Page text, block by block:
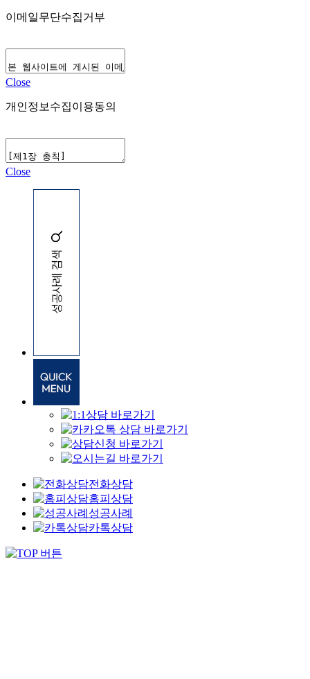
이메일무단수집거부
Close
개인정보수집이용동의
Close
전화상담
홈피상담
성공사례
카톡상담